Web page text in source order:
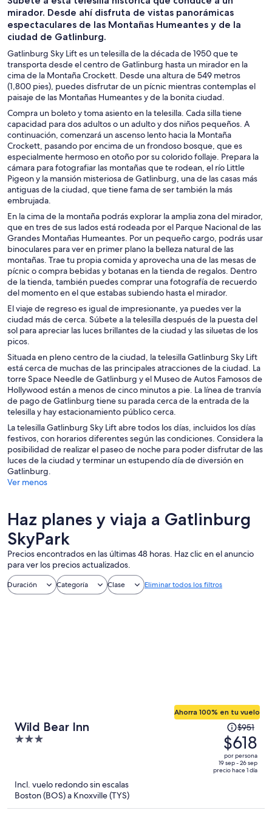
mirador. Desde ahí disfruta de vistas panorámicas
espectaculares de las Montañas Humeantes y de la
ciudad de Gatlinburg.
Gatlinburg Sky Lift es un telesilla de la década de 1950 que te
transporta desde el centro de Gatlinburg hasta un mirador en la
cima de la Montaña Crockett. Desde una altura de 549 metros
(1,800 pies), puedes disfrutar de un pícnic mientras contemplas el
paisaje de las Montañas Humeantes y de la bonita ciudad.
Compra un boleto y toma asiento en la telesilla. Cada silla tiene
capacidad para dos adultos o un adulto y dos niños pequeños. A
continuación, comenzará un ascenso lento hacia la Montaña
Crockett, pasando por encima de un frondoso bosque, que es
especialmente hermoso en otoño por su colorido follaje. Prepara la
cámara para fotografiar las montañas que te rodean, el río Little
Pigeon y la mansión misteriosa de Gatlinburg, una de las casas más
antiguas de la ciudad, que tiene fama de ser también la más
embrujada.
En la cima de la montaña podrás explorar la amplia zona del mirador,
que en tres de sus lados está rodeada por el Parque Nacional de las
Grandes Montañas Humeantes. Por un pequeño cargo, podrás usar
binoculares para ver en primer plano la belleza natural de las
montañas. Trae tu propia comida y aprovecha una de las mesas de
pícnic o compra bebidas y botanas en la tienda de regalos. Dentro
de la tienda, también puedes comprar una fotografía de recuerdo
del momento en el que estabas subiendo hasta el mirador.
El viaje de regreso es igual de impresionante, ya puedes ver la
ciudad más de cerca. Súbete a la telesilla después de la puesta del
sol para apreciar las luces brillantes de la ciudad y las siluetas de los
picos.
Situada en pleno centro de la ciudad, la telesilla Gatlinburg Sky Lift
está cerca de muchas de las principales atracciones de la ciudad. La
torre Space Needle de Gatlinburg y el Museo de Autos Famosos de
Hollywood están a menos de cinco minutos a pie. La línea de tranvía
de pago de Gatlinburg tiene su parada cerca de la entrada de la
telesilla y hay estacionamiento público cerca.
La telesilla Gatlinburg Sky Lift abre todos los días, incluidos los días
festivos, con horarios diferentes según las condiciones. Considera la
posibilidad de realizar el paseo de noche para poder disfrutar de las
luces de la ciudad y terminar un estupendo día de diversión en
Gatlinburg.
Ver menos
Haz planes y viaja a Gatlinburg
SkyPark
Precios encontrados en las últimas 48 horas. Haz clic en el anuncio
para ver los precios actualizados.
Duración Categoría Clase Eliminar todos los filtros
Wild Bear Inn
3
Ahorra 100% en tu vuelo
El
precio
era
de
$951
$951
$618
por persona
19 sep - 26 sep
precio hace 1 día
Incl. vuelo redondo sin escalas
Boston (BOS) a Knoxville (TYS)